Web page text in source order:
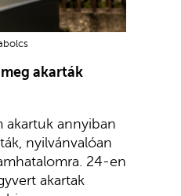
akarták
akartuk annyiban
nyilvánvalóan
24-en
akartak